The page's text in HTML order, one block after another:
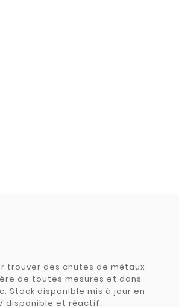
trouver des chutes de métaux
de toutes mesures et dans
Stock disponible mis à jour en
disponible et réactif.